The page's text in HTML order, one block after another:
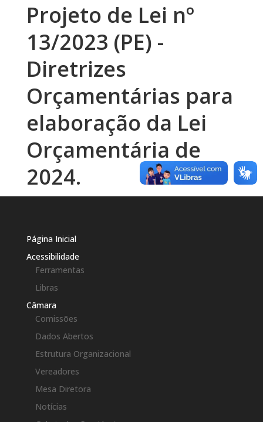
Projeto de Lei nº
13/2023 (PE) -
Diretrizes
Orçamentárias para
elaboração da Lei
Orçamentária de
2024.
Página Inicial
Acessibilidade
Ferramentas
Libras
Câmara
Comissões
Dados Abertos
Estrutura Organizacional
Vereadores
Mesa Diretora
Notícias